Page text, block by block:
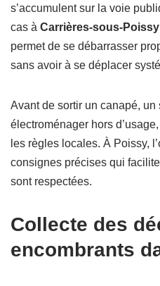
s’accumulent sur la voie
cas à Carrières-sous-Poissy
permet de se débarrasser
sans avoir à se déplacer
Avant de sortir un canapé, un
électroménager hors
les règles locales. À Poissy,
consignes précises qui
sont respectées.
Collecte des
encombrants